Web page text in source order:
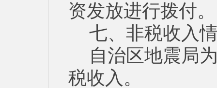
资发放进行拨付。
七、非税收入
自治区地震局
税收入。